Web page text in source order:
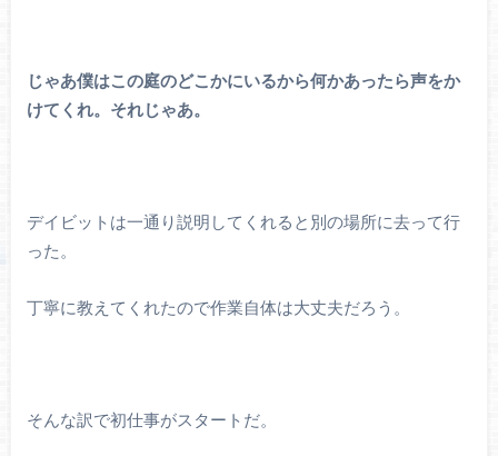
じゃあ僕はこの庭のどこかにいるから何かあったら声をか
けてくれ。それじゃあ。
デイビットは一通り説明してくれると別の場所に去って行
った。
丁寧に教えてくれたので作業自体は大丈夫だろう。
そんな訳で初仕事がスタートだ。